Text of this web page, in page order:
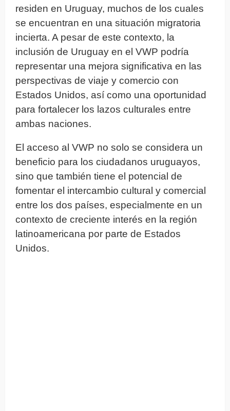
residen en Uruguay, muchos de los cuales
se encuentran en una situación migratoria
incierta. A pesar de este contexto, la
inclusión de Uruguay en el VWP podría
representar una mejora significativa en las
perspectivas de viaje y comercio con
Estados Unidos, así como una oportunidad
para fortalecer los lazos culturales entre
ambas naciones.
El acceso al VWP no solo se considera un
beneficio para los ciudadanos uruguayos,
sino que también tiene el potencial de
fomentar el intercambio cultural y comercial
entre los dos países, especialmente en un
contexto de creciente interés en la región
latinoamericana por parte de Estados
Unidos.